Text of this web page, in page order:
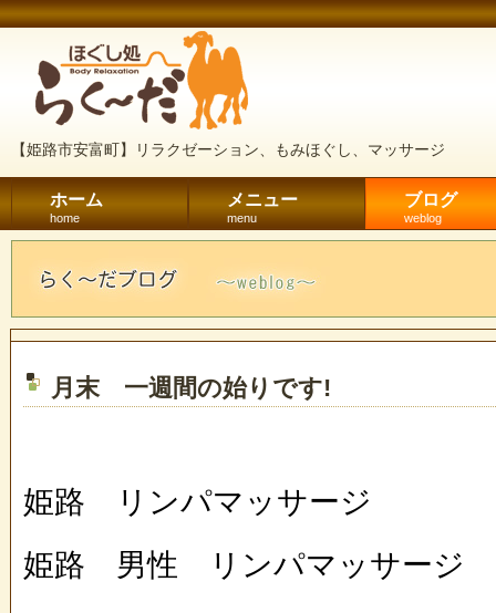
【姫路市安富町】リラクゼーション、もみほぐし、マッサージ
ホーム
home
メニュー
menu
ブログ
weblog
月末 一週間の始りです!
姫路 リンパマッサージ
姫路 男性 リンパマッサージ